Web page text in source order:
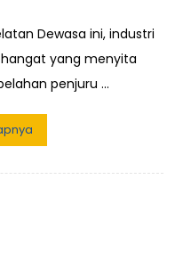
Dewasa ini, industri
yang menyita
penjuru ...